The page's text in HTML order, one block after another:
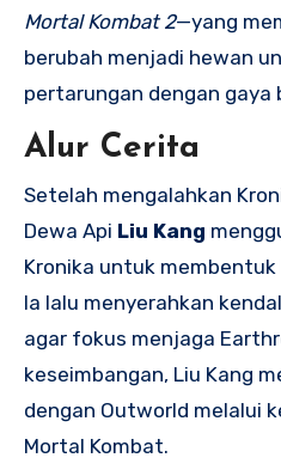
Mortal Kombat 2—yang
berubah menjadi hewan
pertarungan dengan gaya
Alur Cerita
Setelah mengalahkan
Dewa Api Liu Kang
Kronika untuk
Ia lalu menyerahkan
agar fokus menjaga
keseimbangan, Liu Kang
dengan Outworld melalui
Mortal Kombat.